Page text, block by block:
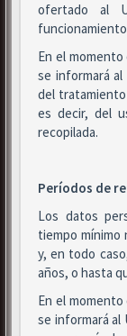
ofertado al
En el
se informará
del
es decir, del
recopilada.
Períodos de
Los datos
tiempo mínimo
y, en todo
años, o hasta
En el
se informará al